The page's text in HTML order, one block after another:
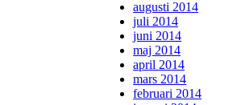
augusti 2014
juli 2014
juni 2014
maj 2014
april 2014
mars 2014
februari 2014